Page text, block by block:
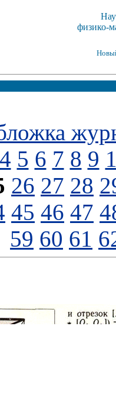
физико-
4 5 6 7 8 9
26 27 28
45 46 47
59 60 61